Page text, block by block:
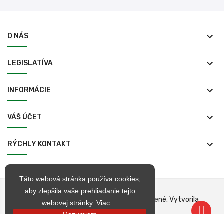
O NÁS keyboard_arrow_down
LEGISLATÍVA keyboard_arrow_down
INFORMÁCIE keyboard_arrow_down
VÁŠ ÚČET keyboard_arrow_down
RÝCHLY KONTAKT keyboard_arrow_down
Táto webová stránka používa cookies,
aby zlepšila vaše prehliadanie tejto
webovej stránky. Viac ...
© 1998 – 2026 jarkop.sk Všetky práva vyhradené. Vytvorila
Becrea